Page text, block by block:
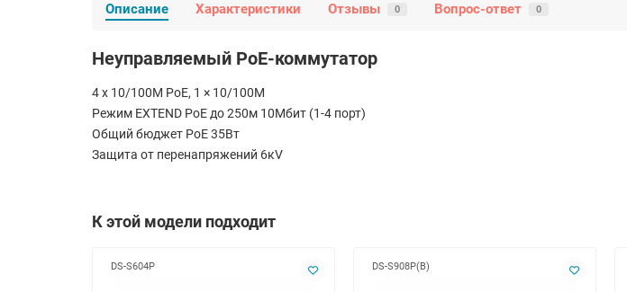
Описание Характеристики Отзывы 0 Вопрос-ответ 0
Неуправляемый PoE-коммутатор
4 x 10/100M PoE, 1 × 10/100M
Режим EXTEND PoE до 250м 10Мбит (1-4 порт)
Общий бюджет PoE 35Вт
Защита от перенапряжений 6кV
К этой модели подходит
DS-S604P DS-S908P(B)